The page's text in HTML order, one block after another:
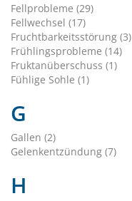
Fellprobleme (29)
Fellwechsel (17)
Fruchtbarkeitsstörung (3)
Frühlingsprobleme (14)
Fruktanüberschuss (1)
Fühlige Sohle (1)
G
Gallen (2)
Gelenkentzündung (7)
H